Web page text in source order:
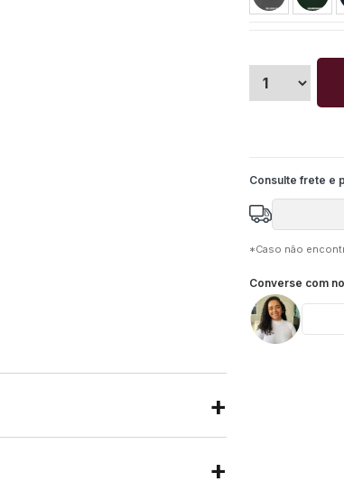
*Caso não
Converse com